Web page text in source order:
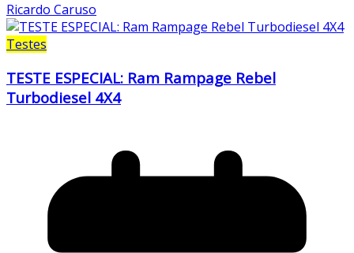
Ricardo Caruso
Testes
TESTE ESPECIAL: Ram Rampage Rebel
Turbodiesel 4X4